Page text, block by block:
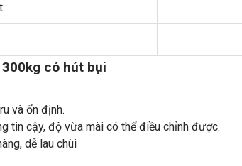
có hút bụi
và ổn định.
tin cậy, độ vừa mài có thể điều chỉnh được.
dễ lau chùi